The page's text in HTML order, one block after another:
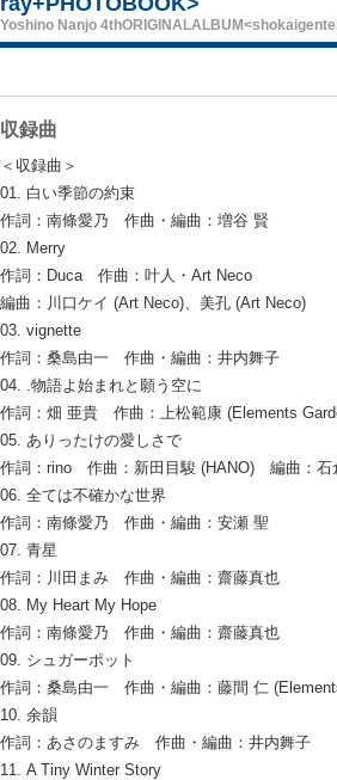
Yoshino Nanjo
収録曲
＜収録曲＞
01. 白い季節の約束
作詞：南條愛乃 作曲・編曲：増谷 賢
02. Merry
作詞：Duca 作曲：叶人・Art Neco
編曲：川口ケイ (Art Neco)、美孔 (Art Neco)
03. vignette
作詞：桑島由一 作曲・編曲：井内舞子
04. .物語よ始まれと願う空に
作詞：畑 亜貴 作曲：上松範康 (Elements
05. ありったけの愛しさで
作詞：rino 作曲：新田目駿 (HANO) 編曲：石
06. 全ては不確かな世界
作詞：南條愛乃 作曲・編曲：安瀬 聖
07. 青星
作詞：川田まみ 作曲・編曲：齋藤真也
08. My Heart My Hope
作詞：南條愛乃 作曲・編曲：齋藤真也
09. シュガーポット
作詞：桑島由一 作曲・編曲：藤間 仁
10. 余韻
作詞：あさのますみ 作曲・編曲：井内舞子
11. A Tiny Winter Story